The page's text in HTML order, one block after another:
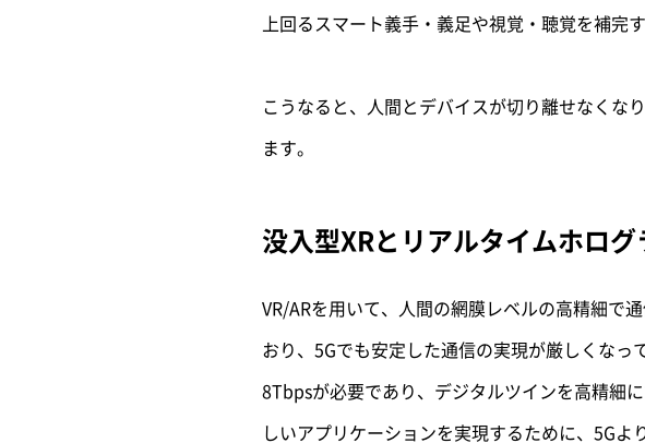
上回るスマート義手・義足や視覚・聴覚を補完
こうなると、人間とデバイスが切り離せなくな
ます。
没入型XRとリアルタイムホログ
VR/ARを用いて、人間の網膜レベルの高精細で
おり、5Gでも安定した通信の実現が厳しくなっ
8Tbpsが必要であり、デジタルツインを高精細
しいアプリケーションを実現するために、5G